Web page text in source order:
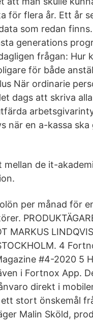
för flera år. Ett år
som redan
generations
frågan: Hur
för både
När ordinarie
dags att skriva
när en a-kassa
de it-
per månad för
MARKUS
4
#4-2020 5
i Fortnox App.
direkt i
stort önskemål
Malin Sköld,